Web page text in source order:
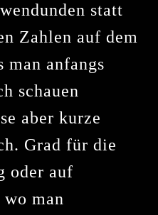
statt
Zahlen auf dem
man anfangs
schauen
aber kurze
Grad für die
oder auf
wo man